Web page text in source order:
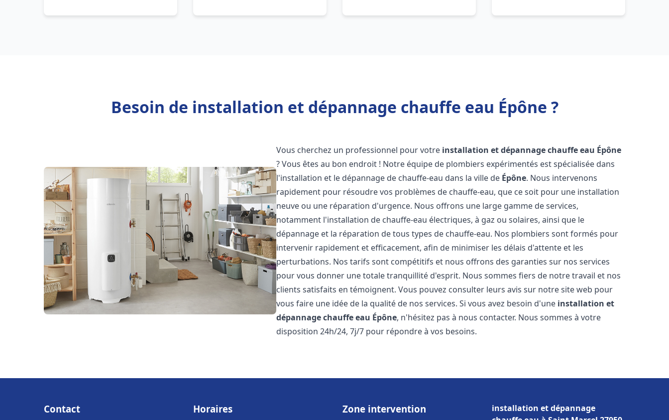
Besoin de installation et dépannage chauffe eau Épône ?
Vous cherchez un professionnel pour votre installation et dépannage chauffe eau Épône
? Vous êtes au bon endroit ! Notre équipe de plombiers expérimentés est spécialisée dans
l'installation et le dépannage de chauffe-eau dans la ville de Épône. Nous intervenons
rapidement pour résoudre vos problèmes de chauffe-eau, que ce soit pour une installation
neuve ou une réparation d'urgence. Nous offrons une large gamme de services,
notamment l'installation de chauffe-eau électriques, à gaz ou solaires, ainsi que le
dépannage et la réparation de tous types de chauffe-eau. Nos plombiers sont formés pour
intervenir rapidement et efficacement, afin de minimiser les délais d'attente et les
perturbations. Nos tarifs sont compétitifs et nous offrons des garanties sur nos services
pour vous donner une totale tranquillité d'esprit. Nous sommes fiers de notre travail et nos
clients satisfaits en témoignent. Vous pouvez consulter leurs avis sur notre site web pour
vous faire une idée de la qualité de nos services. Si vous avez besoin d'une installation et
dépannage chauffe eau Épône, n'hésitez pas à nous contacter. Nous sommes à votre
disposition 24h/24, 7j/7 pour répondre à vos besoins.
Contact Horaires Zone intervention
installation et dépannage